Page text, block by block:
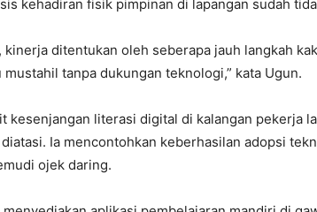
kehadiran fisik pimpinan di lapangan sudah
kinerja ditentukan oleh seberapa jauh langkah
mustahil tanpa dukungan teknologi,” kata Ugun.
kesenjangan literasi digital di kalangan pekerja
Ia mencontohkan keberhasilan adopsi
ojek daring.